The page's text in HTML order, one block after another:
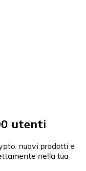
utenti
nuovi prodotti e
nella tua